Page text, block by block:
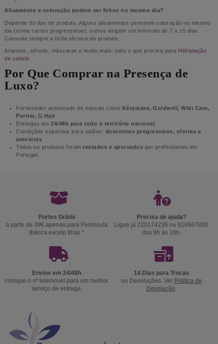
Alisamento e coloração podem ser feitos no mesmo dia?
Depende do tipo de produto. Alguns alisamentos permitem coloração no mesmo
dia (como certos progressivos), outros exigem um intervalo de 7 a 15 dias.
Consulte sempre a ficha técnica do produto.
Ampolas, séruns, máscaras e muito mais: tudo o que precisa para Hidratação
de cabelo
Por Que Comprar na Presença de
Luxo?
Fornecedor autorizado de marcas como Kérastase, Goldwell, Widi Care,
Portier, G.Hair
Entregas em 24/48h para todo o território nacional
Condições especiais para salões: descontos progressivos, ofertas e
amostras
Todos os produtos foram testados e aprovados por profissionais em
Portugal.
Portes Grátis
a partir de 39€ apenas para Península
Ibérica exceto Ilhas *
Precisa de ajuda?
Ligue já 220174236 ou 916967800
das 9h às 18h.
Envios em 24/48h
coloque o nº telemóvel para um melhor
serviço de entrega.
14 Dias para Trocas
ou Devoluções. Ver Politica de
Devolução.